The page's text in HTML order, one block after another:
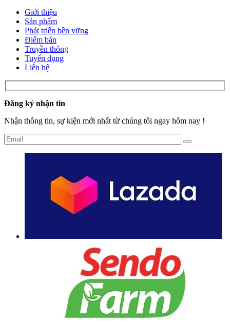
Giới thiệu
Sản phẩm
Phát triển bền vững
Điểm bán
Truyền thông
Tuyển dụng
Liên hệ
Đăng ký nhận tin
Nhận thông tin, sự kiện mới nhất từ chúng tôi ngay hôm nay !